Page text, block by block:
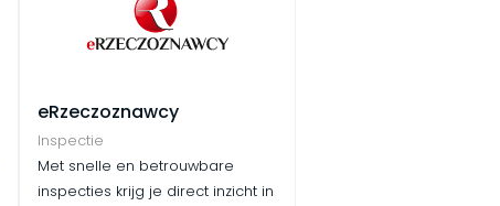
eRzeczoznawcy
Inspectie
Met snelle en betrouwbare
inspecties krijg je direct inzicht in